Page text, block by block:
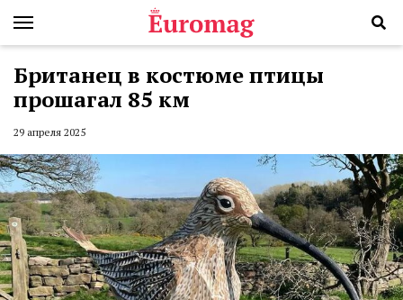
Британец в костюме птицы
прошагал 85 км
29 апреля 2025